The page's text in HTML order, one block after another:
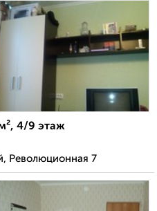
4/9 этаж
Революционная 7